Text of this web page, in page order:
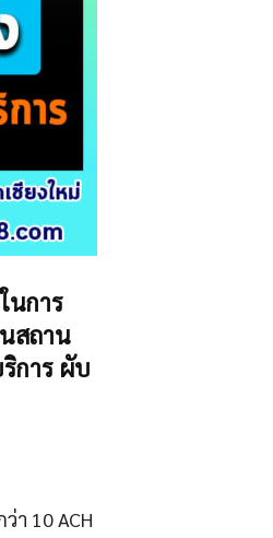
นการ
สถาน
การ ผับ
า 10 ACH